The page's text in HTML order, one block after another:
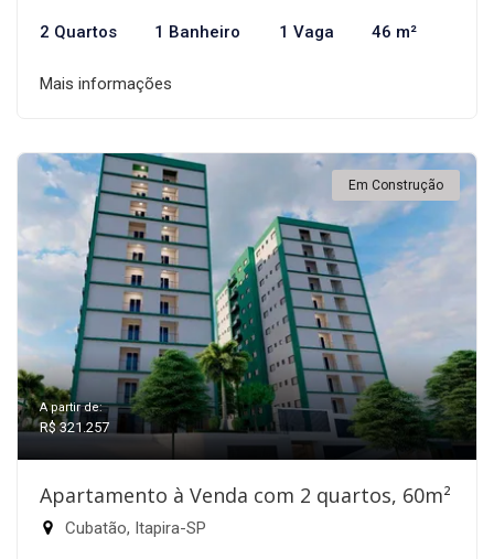
2 Quartos 1 Banheiro 1 Vaga 46 m²
Mais informações
Em Construção
A partir de:
R$ 321.257
Apartamento à Venda com 2 quartos, 60m²
Cubatão, Itapira-SP